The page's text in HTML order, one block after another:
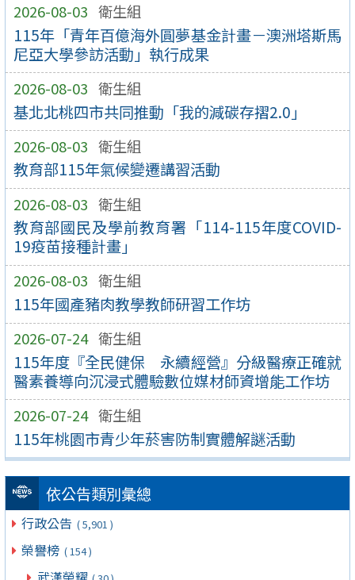
2026-08-03 衛生組
115年「青年百億海外圓夢基金計畫－澳洲塔斯馬
尼亞大學參訪活動」執行成果
2026-08-03 衛生組
基北北桃四市共同推動「我的減碳存摺2.0」
2026-08-03 衛生組
教育部115年氣候變遷講習活動
2026-08-03 衛生組
教育部國民及學前教育署「114-115年度COVID-
19疫苗接種計畫」
2026-08-03 衛生組
115年國產豬肉教學教師研習工作坊
2026-07-24 衛生組
115年度『全民健保 永續經營』分級醫療正確就
醫素養導向沉浸式體驗數位媒材師資增能工作坊
2026-07-24 衛生組
115年桃園市青少年菸害防制實體解謎活動
依公告類別彙總
行政公告 ( 5,901 )
榮譽榜 ( 154 )